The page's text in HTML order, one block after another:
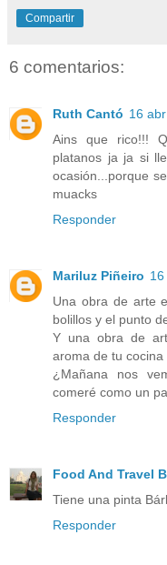
Compartir
6 comentarios:
Ruth Cantó 16
Ains que rico!!!
platanos ja ja si
ocasión...porque
muacks
Responder
Mariluz Piñeiro
Una obra de arte
bolillos y el punto
Y una obra de
aroma de tu
¿Mañana nos
comeré como un
Responder
Food And Travel
Tiene una pinta
Responder